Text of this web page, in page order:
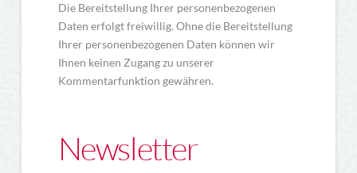
Die Bereitstellung Ihrer personenbezogenen
Daten erfolgt freiwillig. Ohne die Bereitstellung
Ihrer personenbezogenen Daten können wir
Ihnen keinen Zugang zu unserer
Kommentarfunktion gewähren.
Newsletter